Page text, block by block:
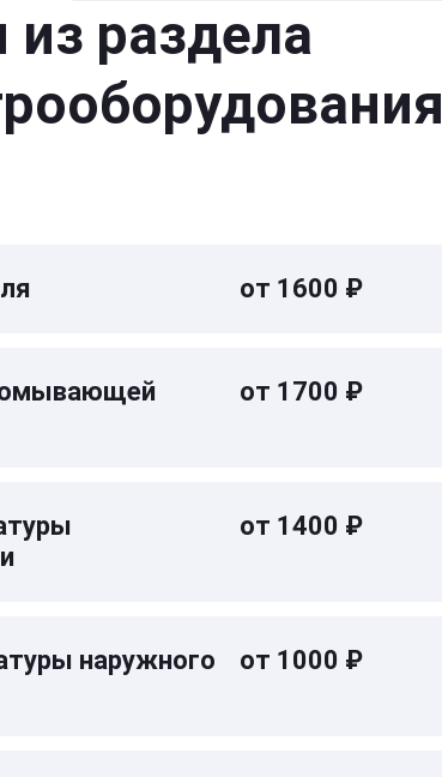
из раздела
от 1600 ₽
омывающей
от 1700 ₽
от 1400 ₽
наружного
от 1000 ₽